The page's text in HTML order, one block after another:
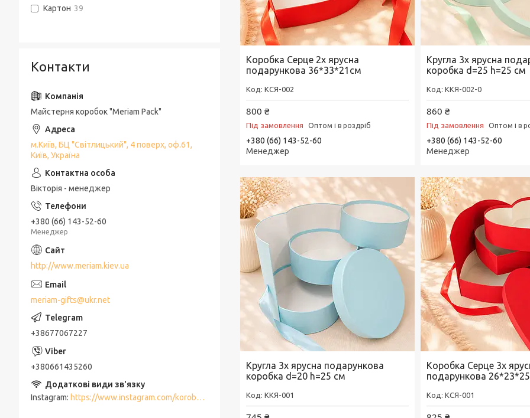
Коробка Серце 2х ярусна
подарункова 36*33*21см
КСЯ-002
800 ₴
Під замовлення Оптом і в роздріб
+380 (66) 143-52-60
Менеджер
Кругла 3х ярусна
коробка d=25 h=25 см
ККЯ-002-0
860 ₴
Під замовлення Оптом і в
+380 (66) 143-52-60
Менеджер
Кругла 3х ярусна подарункова
коробка d=20 h=25 см
ККЯ-001
Коробка Серце 3х
подарункова
КСЯ-001
Картон 39
Контакти
Майстерня коробок "Meriam Pack"
м.Київ, БЦ "Світлицький", 4 поверх, оф.61,
Київ, Україна
Вікторія - менеджер
+380 (66) 143-52-60
Менеджер
http://www.meriam.kiev.ua
meriam-gifts@ukr.net
+38677067227
+380661435260
Instagram https://www.instagram.com/korobki_meriam/